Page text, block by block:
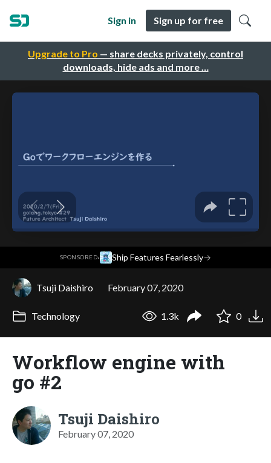
Upgrade to Pro — share decks privately, control
downloads, hide ads and more …
Sign in Sign up for free
SPONSORED· Ship Features Fearlessly→
Tsuji Daishiro February 07, 2020
Technology 1.3k 0
Workflow engine with
go #2
Tsuji Daishiro
February 07, 2020